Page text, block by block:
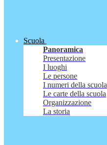
Scuola
Panoramica
Presentazione
I luoghi
Le persone
I numeri della scuola
Le carte della scuola
Organizzazione
La storia